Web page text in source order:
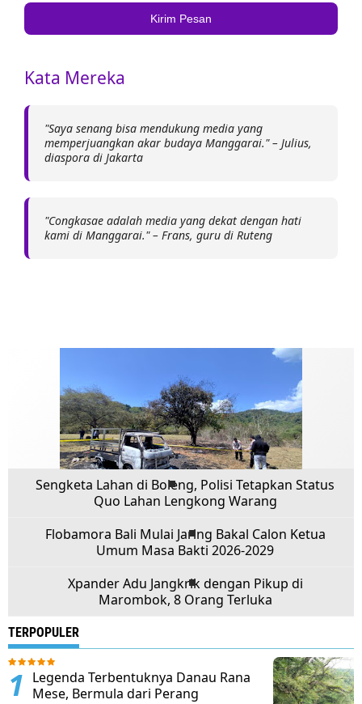
Kirim Pesan
Kata Mereka
"Saya senang bisa mendukung media yang
memperjuangkan akar budaya Manggarai." – Julius,
diaspora di Jakarta
"Congkasae adalah media yang dekat dengan hati
kami di Manggarai." – Frans, guru di Ruteng
Sengketa Lahan di Boleng, Polisi Tetapkan Status
Quo Lahan Lengkong Warang
Flobamora Bali Mulai Jaring Bakal Calon Ketua
Umum Masa Bakti 2026-2029
Xpander Adu Jangkrik dengan Pikup di
Marombok, 8 Orang Terluka
TERPOPULER
Legenda Terbentuknya Danau Rana
Mese, Bermula dari Perang